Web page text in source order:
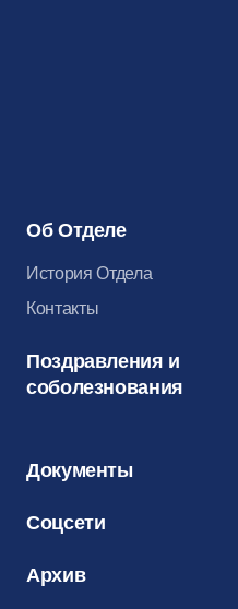
Об Отделе
История Отдела
Контакты
Поздравления и
соболезнования
Документы
Соцсети
Архив